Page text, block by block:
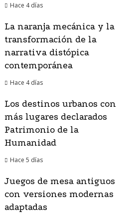
Hace 4 días
La naranja mecánica y la
transformación de la
narrativa distópica
contemporánea
Hace 4 días
Los destinos urbanos con
más lugares declarados
Patrimonio de la
Humanidad
Hace 5 días
Juegos de mesa antiguos
con versiones modernas
adaptadas